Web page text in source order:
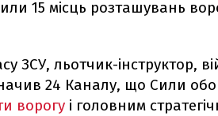
15 місць розташувань
ЗСУ, льотчик-інструктор,
24 Каналу, що Сили
ворогу і головним